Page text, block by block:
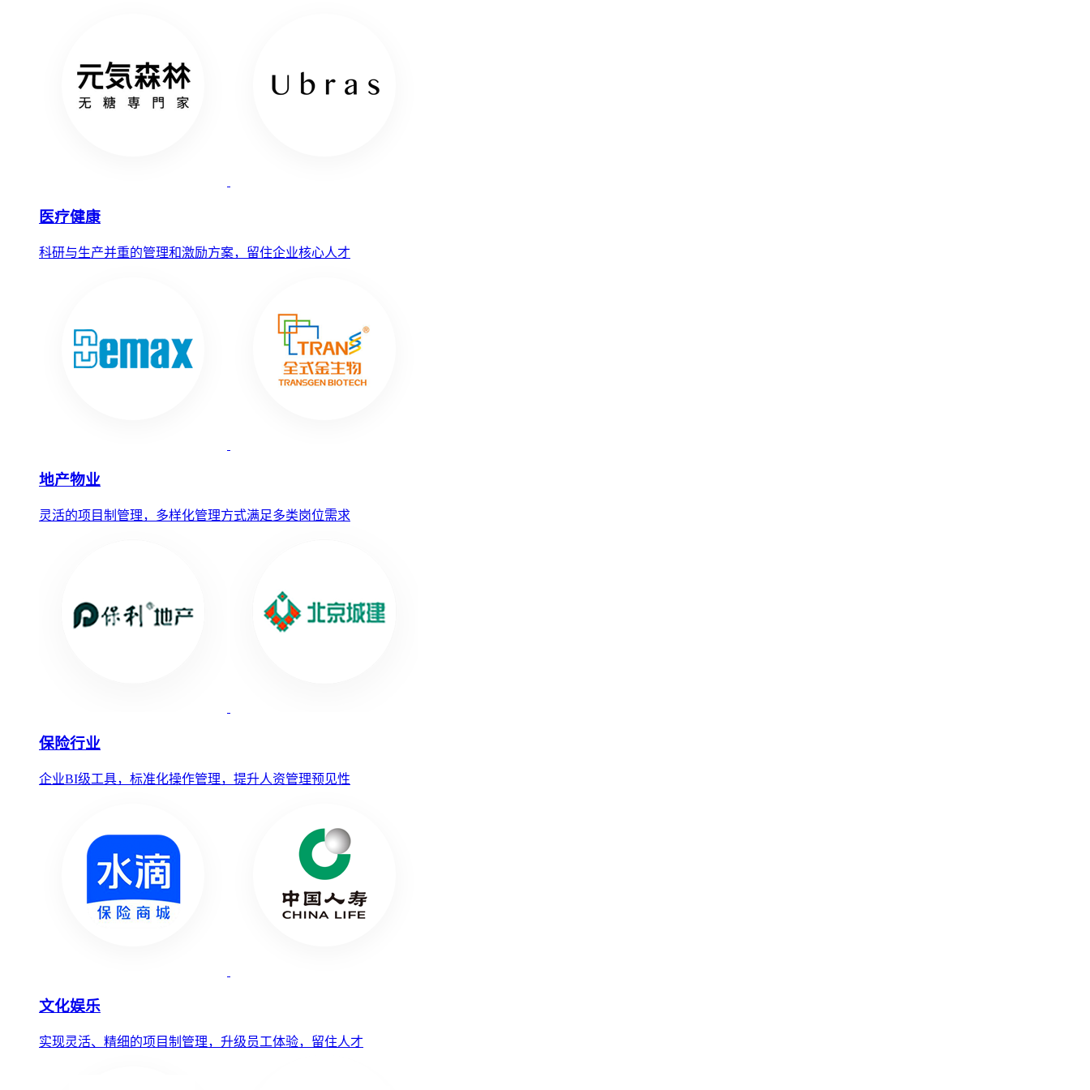
医疗健康
科研与生产并重的管理和激励方案，留住企业核心人才
地产物业
灵活的项目制管理，多样化管理方式满足多类岗位需求
保险行业
企业BI级工具，标准化操作管理，提升人资管理预见性
文化娱乐
实现灵活、精细的项目制管理，升级员工体验，留住人才